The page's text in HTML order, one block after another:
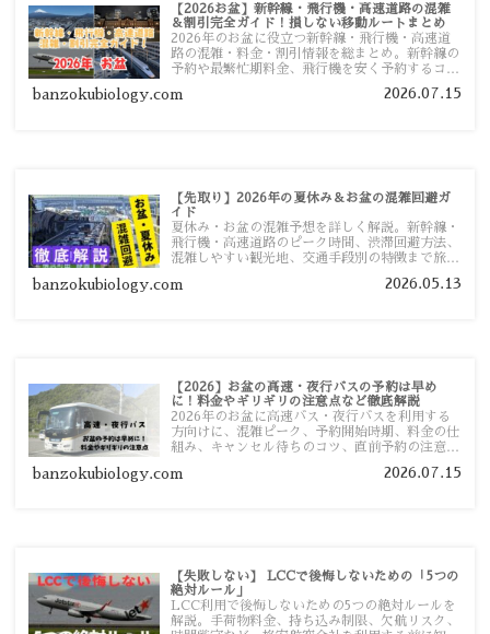
【2026お盆】新幹線・飛行機・高速道路の混雑
＆割引完全ガイド！損しない移動ルートまとめ
2026年のお盆に役立つ新幹線・飛行機・高速道
路の混雑・料金・割引情報を総まとめ。新幹線の
予約や最繁忙期料金、飛行機を安く予約するコ
い移動方法を分かりやすく解説します。
banzokubiology.com 2026.07.15
【先取り】2026年の夏休み＆お盆の混雑回避ガ
イド
夏休み・お盆の混雑予想を詳しく解説。新幹線・
飛行機・高速道路のピーク時間、渋滞回避方法、
混雑しやすい観光地、交通手段別の特徴まで旅行
banzokubiology.com 2026.05.13
【2026】お盆の高速・夜行バスの予約は早め
に！料金やギリギリの注意点など徹底解説
2026年のお盆に高速バス・夜行バスを利用する
方向けに、混雑ピーク、予約開始時期、料金の仕
組み、キャンセル待ちのコツ、直前予約の注意点
banzokubiology.com 2026.07.15
【失敗しない】 LCCで後悔しないための「5つの
絶対ルール」
LCC利用で後悔しないための5つの絶対ルールを
解説。手荷物料金、持ち込み制限、欠航リスク、